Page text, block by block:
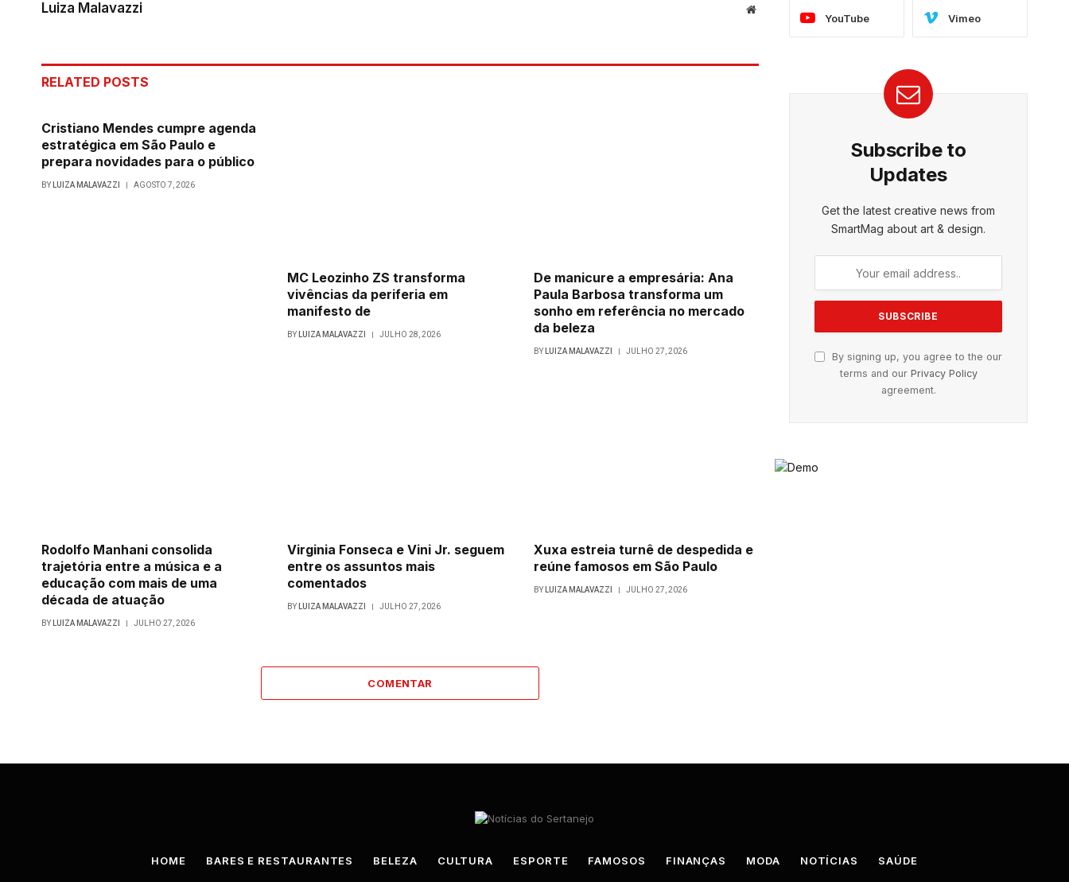
Luiza Malavazzi Website
RELATED POSTS
Cristiano Mendes cumpre agenda
estratégica em São Paulo e
prepara novidades para o público
BY LUIZA MALAVAZZI AGOSTO 7, 2026
MC Leozinho ZS transforma
vivências da periferia em
manifesto de
BY LUIZA MALAVAZZI JULHO 28, 2026
De manicure a empresária: Ana
Paula Barbosa transforma um
sonho em referência no mercado
da beleza
BY LUIZA MALAVAZZI JULHO 27, 2026
Rodolfo Manhani consolida
trajetória entre a música e a
educação com mais de uma
década de atuação
BY LUIZA MALAVAZZI JULHO 27, 2026
Virginia Fonseca e Vini Jr. seguem
entre os assuntos mais
comentados
BY LUIZA MALAVAZZI JULHO 27, 2026
Xuxa estreia turnê de despedida e
reúne famosos em São Paulo
BY LUIZA MALAVAZZI JULHO 27, 2026
COMENTAR
YouTube Vimeo
Subscribe to
Updates
Get the latest creative news from
SmartMag about art & design.
By signing up, you agree to the our
terms and our Privacy Policy
agreement.
HOME BARES E RESTAURANTES BELEZA CULTURA ESPORTE FAMOSOS FINANÇAS MODA NOTÍCIAS SAÚDE